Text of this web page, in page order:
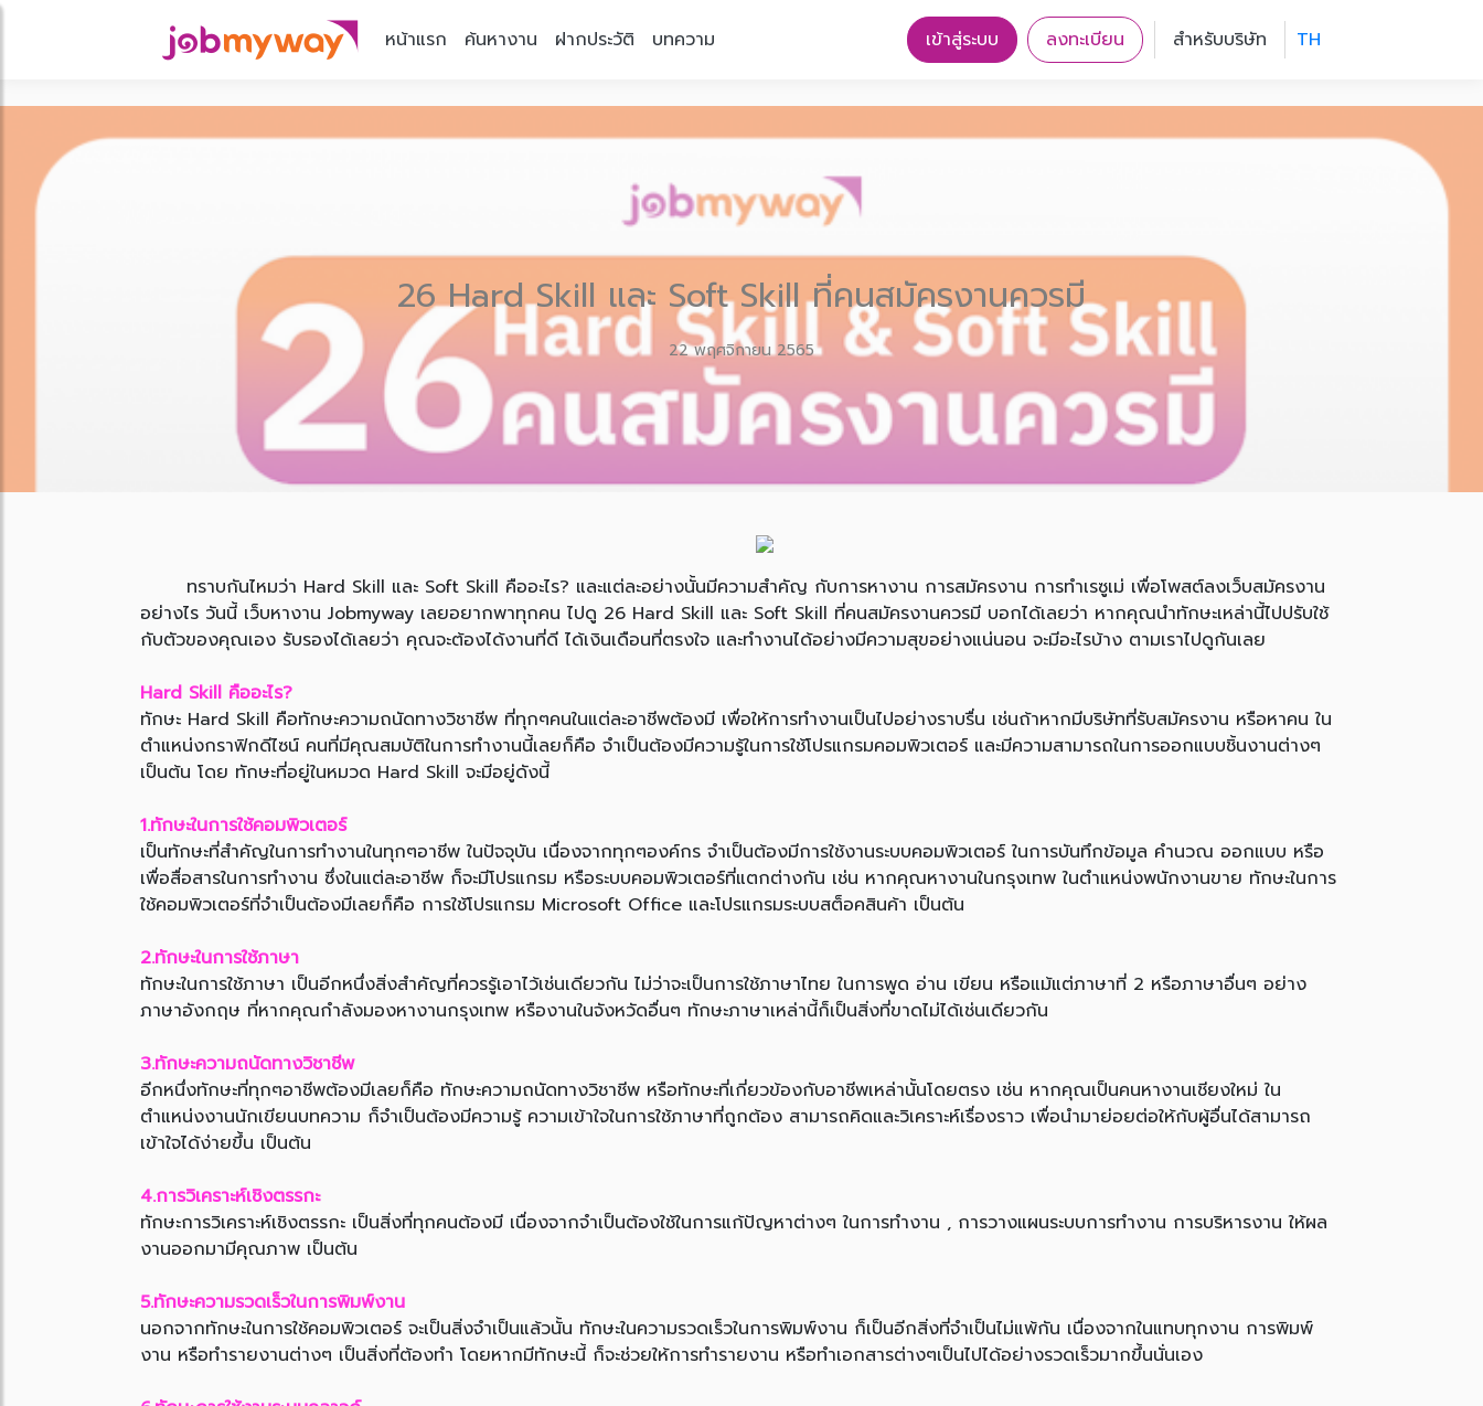
หน้าแรก ค้นหางาน ฝากประวัติ บทความ เข้าสู่ระบบ ลงทะเบียน สำหรับบริษัท TH
26 Hard Skill และ Soft Skill ที่คนสมัครงานควรมี
22 พฤศจิกายน 2565
ทราบกันไหมว่า Hard Skill และ Soft Skill คืออะไร? และแต่ละอย่างนั้นมีความสำคัญ กับการหางาน การสมัครงาน การทำเรซูเม่ เพื่อโพสต์ลงเว็บสมัครงาน
อย่างไร วันนี้ เว็บหางาน Jobmyway เลยอยากพาทุกคน ไปดู 26 Hard Skill และ Soft Skill ที่คนสมัครงานควรมี บอกได้เลยว่า หากคุณนำทักษะเหล่านี้ไปปรับใช้
กับตัวของคุณเอง รับรองได้เลยว่า คุณจะต้องได้งานที่ดี ได้เงินเดือนที่ตรงใจ และทำงานได้อย่างมีความสุขอย่างแน่นอน จะมีอะไรบ้าง ตามเราไปดูกันเลย
Hard Skill คืออะไร?
ทักษะ Hard Skill คือทักษะความถนัดทางวิชาชีพ ที่ทุกๆคนในแต่ละอาชีพต้องมี เพื่อให้การทำงานเป็นไปอย่างราบรื่น เช่นถ้าหากมีบริษัทที่รับสมัครงาน หรือหาคน ใน
ตำแหน่งกราฟิกดีไซน์ คนที่มีคุณสมบัติในการทำงานนี้เลยก็คือ จำเป็นต้องมีความรู้ในการใช้โปรแกรมคอมพิวเตอร์ และมีความสามารถในการออกแบบชิ้นงานต่างๆ
เป็นต้น โดย ทักษะที่อยู่ในหมวด Hard Skill จะมีอยู่ดังนี้
1.ทักษะในการใช้คอมพิวเตอร์
เป็นทักษะที่สำคัญในการทำงานในทุกๆอาชีพ ในปัจจุบัน เนื่องจากทุกๆองค์กร จำเป็นต้องมีการใช้งานระบบคอมพิวเตอร์ ในการบันทึกข้อมูล คำนวณ ออกแบบ หรือ
เพื่อสื่อสารในการทำงาน ซึ่งในแต่ละอาชีพ ก็จะมีโปรแกรม หรือระบบคอมพิวเตอร์ที่แตกต่างกัน เช่น หากคุณหางานในกรุงเทพ ในตำแหน่งพนักงานขาย ทักษะในการ
ใช้คอมพิวเตอร์ที่จำเป็นต้องมีเลยก็คือ การใช้โปรแกรม Microsoft Office และโปรแกรมระบบสต็อคสินค้า เป็นต้น
2.ทักษะในการใช้ภาษา
ทักษะในการใช้ภาษา เป็นอีกหนึ่งสิ่งสำคัญที่ควรรู้เอาไว้เช่นเดียวกัน ไม่ว่าจะเป็นการใช้ภาษาไทย ในการพูด อ่าน เขียน หรือแม้แต่ภาษาที่ 2 หรือภาษาอื่นๆ อย่าง
ภาษาอังกฤษ ที่หากคุณกำลังมองหางานกรุงเทพ หรืองานในจังหวัดอื่นๆ ทักษะภาษาเหล่านี้ก็เป็นสิ่งที่ขาดไม่ได้เช่นเดียวกัน
3.ทักษะความถนัดทางวิชาชีพ
อีกหนึ่งทักษะที่ทุกๆอาชีพต้องมีเลยก็คือ ทักษะความถนัดทางวิชาชีพ หรือทักษะที่เกี่ยวข้องกับอาชีพเหล่านั้นโดยตรง เช่น หากคุณเป็นคนหางานเชียงใหม่ ใน
ตำแหน่งงานนักเขียนบทความ ก็จำเป็นต้องมีความรู้ ความเข้าใจในการใช้ภาษาที่ถูกต้อง สามารถคิดและวิเคราะห์เรื่องราว เพื่อนำมาย่อยต่อให้กับผู้อื่นได้สามารถ
เข้าใจได้ง่ายขึ้น เป็นต้น
4.การวิเคราะห์เชิงตรรกะ
ทักษะการวิเคราะห์เชิงตรรกะ เป็นสิ่งที่ทุกคนต้องมี เนื่องจากจำเป็นต้องใช้ในการแก้ปัญหาต่างๆ ในการทำงาน , การวางแผนระบบการทำงาน การบริหารงาน ให้ผล
งานออกมามีคุณภาพ เป็นต้น
5.ทักษะความรวดเร็วในการพิมพ์งาน
นอกจากทักษะในการใช้คอมพิวเตอร์ จะเป็นสิ่งจำเป็นแล้วนั้น ทักษะในความรวดเร็วในการพิมพ์งาน ก็เป็นอีกสิ่งที่จำเป็นไม่แพ้กัน เนื่องจากในแทบทุกงาน การพิมพ์
งาน หรือทำรายงานต่างๆ เป็นสิ่งที่ต้องทำ โดยหากมีทักษะนี้ ก็จะช่วยให้การทำรายงาน หรือทำเอกสารต่างๆเป็นไปได้อย่างรวดเร็วมากขึ้นนั่นเอง